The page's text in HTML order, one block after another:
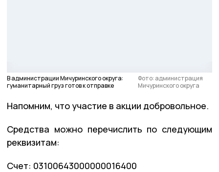
В администрации Мичуринского округа:
гуманитарный груз готов к отправке
Фото: администрация
Мичуринского округа
Напомним, что участие в акции добровольное.
Средства можно перечислить по следующим
реквизитам:
Счет: 03100643000000016400